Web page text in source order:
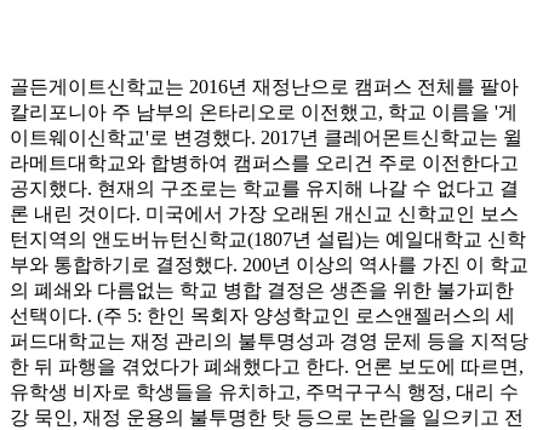
골든게이트신학교는 2016년 재정난으로 캠퍼스 전체를 팔아
칼리포니아 주 남부의 온타리오로 이전했고, 학교 이름을 '게
이트웨이신학교'로 변경했다. 2017년 클레어몬트신학교는 윌
라메트대학교와 합병하여 캠퍼스를 오리건 주로 이전한다고
공지했다. 현재의 구조로는 학교를 유지해 나갈 수 없다고 결
론 내린 것이다. 미국에서 가장 오래된 개신교 신학교인 보스
턴지역의 앤도버뉴턴신학교(1807년 설립)는 예일대학교 신학
부와 통합하기로 결정했다. 200년 이상의 역사를 가진 이 학교
의 폐쇄와 다름없는 학교 병합 결정은 생존을 위한 불가피한
선택이다. (주 5: 한인 목회자 양성학교인 로스앤젤러스의 세
퍼드대학교는 재정 관리의 불투명성과 경영 문제 등을 지적당
한 뒤 파행을 겪었다가 폐쇄했다고 한다. 언론 보도에 따르면,
유학생 비자로 학생들을 유치하고, 주먹구구식 행정, 대리 수
강 묵인, 재정 운용의 불투명한 탓 등으로 논란을 일으키고 전